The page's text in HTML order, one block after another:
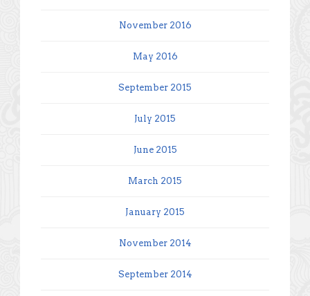
November 2016
May 2016
September 2015
July 2015
June 2015
March 2015
January 2015
November 2014
September 2014